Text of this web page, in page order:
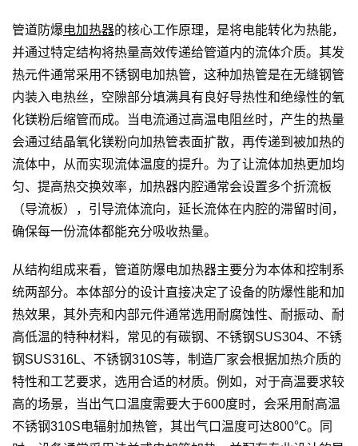
管道防爆电加热器的核心工作原理，是将电能转化为热能，
并通过特定结构将热量高效传递给管道内的流体介质。其发
热元件通常采用不锈钢电加热管，这种加热管是在无缝钢管
内装入电热丝，空隙部分填满具有良好导热性和绝缘性的氧
化镁粉后缩管而成。当电流通过高温电阻丝时，产生的热量
会通过结晶氧化镁粉向加热管表面扩散，再传递到被加热的
流体中，从而实现流体温度的提升。为了让流体加热更加均
匀、提高热交换效率，加热器内腔通常会设置多个折流板
（导流板），引导流体流向，延长流体在内腔的滞留时间，
确保每一份流体都能充分吸收热量。
从结构组成来看，管道防爆电加热器主要分为本体和控制系
统两部分。本体部分的设计直接决定了设备的防爆性能和加
热效果，其外壳和内部元件通常选用耐腐蚀性、耐振动、耐
高低温的特种材料，常见的有碳钢、不锈钢SUS304、不锈
钢SUS316L、不锈钢310S等，制造厂家会根据加热介质的
特性和工艺要求，选用合适的材质。例如，对于高温要求较
高的场景，当出气口温度需要大于600度时，会采用耐高温
不锈钢310S电辐射加热管，其出气口温度可达800℃。同